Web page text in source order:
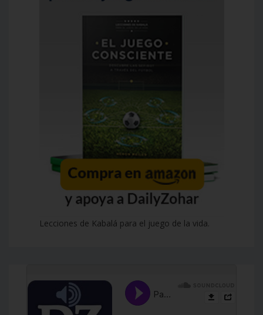
Lecciones de Kabalá para el juego de la vida.